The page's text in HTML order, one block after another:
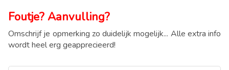
Foutje? Aanvulling?
Omschrijf je opmerking zo duidelijk mogelijk... Alle extra info
wordt heel erg geapprecieerd!